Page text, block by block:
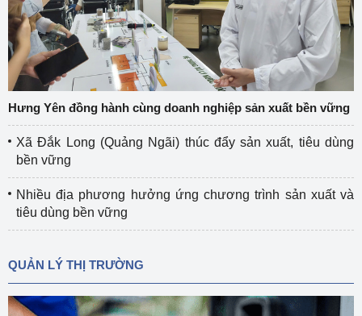
Hưng Yên đồng hành cùng doanh nghiệp sản xuất bền vững
Xã Đắk Long (Quảng Ngãi) thúc đẩy sản xuất, tiêu dùng
bền vững
Nhiều địa phương hưởng ứng chương trình sản xuất và
tiêu dùng bền vững
QUẢN LÝ THỊ TRƯỜNG